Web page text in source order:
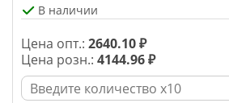
В наличии
Цена опт.: 2640.10 ₽
Цена розн.: 4144.96 ₽